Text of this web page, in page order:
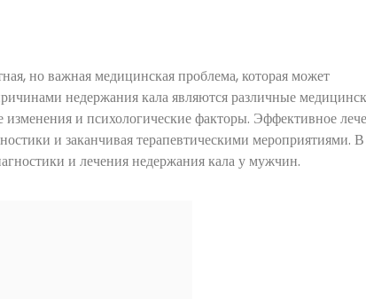
но важная медицинская проблема, которая может
недержания кала являются различные
изменения и психологические факторы. Эффективное
и заканчивая терапевтическими мероприятиями.
и лечения недержания кала у мужчин.